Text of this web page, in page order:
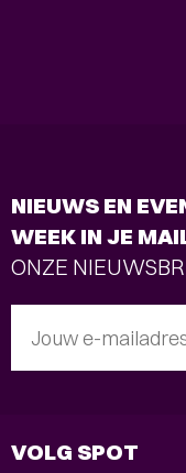
NIEUWS EN
WEEK IN JE
ONZE
Jouw e-
VOLG SPOT